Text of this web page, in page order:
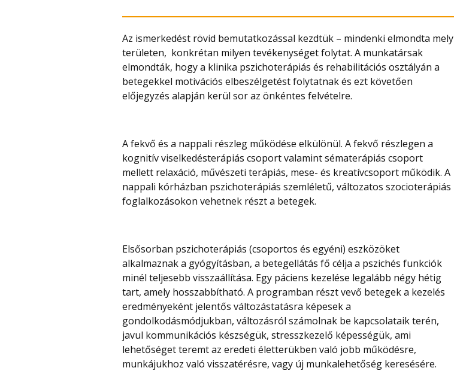
Az ismerkedést rövid bemutatkozással kezdtük – mindenki elmondta mely
területen, konkrétan milyen tevékenységet folytat. A munkatársak
elmondták, hogy a klinika pszichoterápiás és rehabilitációs osztályán a
betegekkel motivációs elbeszélgetést folytatnak és ezt követően
előjegyzés alapján kerül sor az önkéntes felvételre.
A fekvő és a nappali részleg működése elkülönül. A fekvő részlegen a
kognitív viselkedésterápiás csoport valamint sématerápiás csoport
mellett relaxáció, művészeti terápiás, mese- és kreatívcsoport működik. A
nappali kórházban pszichoterápiás szemléletű, változatos szocioterápiás
foglalkozásokon vehetnek részt a betegek.
Elsősorban pszichoterápiás (csoportos és egyéni) eszközöket
alkalmaznak a gyógyításban, a betegellátás fő célja a pszichés funkciók
minél teljesebb visszaállítása. Egy páciens kezelése legalább négy hétig
tart, amely hosszabbítható. A programban részt vevő betegek a kezelés
eredményeként jelentős változástatásra képesek a
gondolkodásmódjukban, változásról számolnak be kapcsolataik terén,
javul kommunikációs készségük, stresszkezelő képességük, ami
lehetőséget teremt az eredeti életterükben való jobb működésre,
munkájukhoz való visszatérésre, vagy új munkalehetőség keresésére.